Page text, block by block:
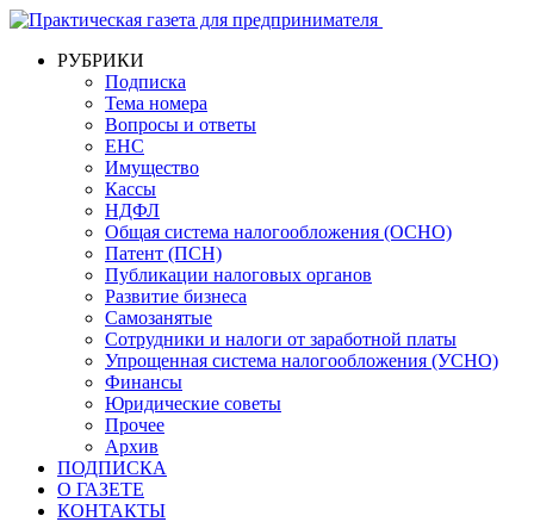
РУБРИКИ
Подписка
Тема номера
Вопросы и ответы
ЕНС
Имущество
Кассы
НДФЛ
Общая система налогообложения (ОСНО)
Патент (ПСН)
Публикации налоговых органов
Развитие бизнеса
Самозанятые
Сотрудники и налоги от заработной платы
Упрощенная система налогообложения (УСНО)
Финансы
Юридические советы
Прочее
Архив
ПОДПИСКА
О ГАЗЕТЕ
КОНТАКТЫ